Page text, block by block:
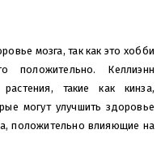
мозга, так как это хобби
положительно. Келлиэнн
такие как кинза,
могут улучшить здоровье
положительно влияющие на